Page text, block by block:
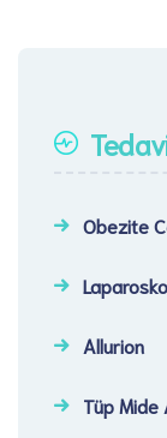
Obezite
Allurion
Tüp Mide